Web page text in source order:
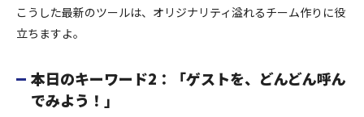
こうした最新のツールは、オリジナリティ溢れるチーム作りに役
立ちますよ。
本日のキーワード2：「ゲストを、どんどん呼ん
でみよう！」